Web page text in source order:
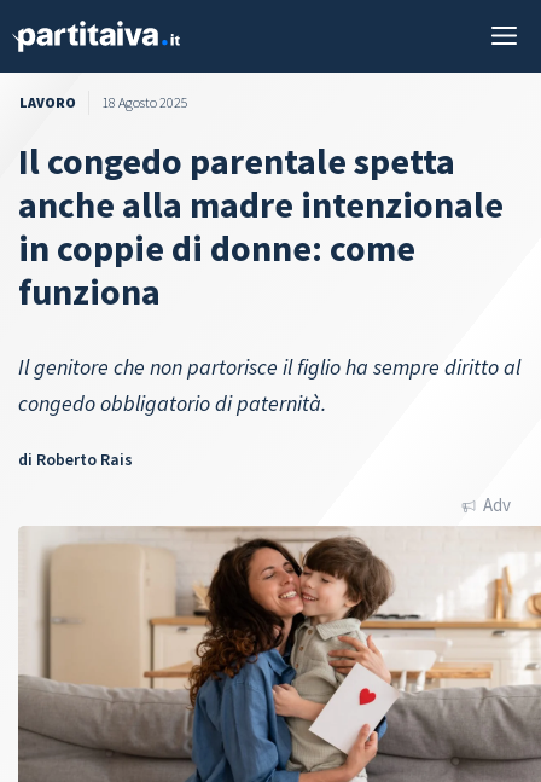
LAVORO 18 Agosto 2025
Il congedo parentale spetta
anche alla madre intenzionale
in coppie di donne: come
funziona
Il genitore che non partorisce il figlio ha sempre diritto al
congedo obbligatorio di paternità.
di Roberto Rais
Adv